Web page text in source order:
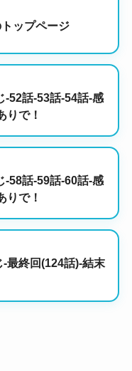
ップページ
-52話-53話-54話-感
りで！
-58話-59話-60話-感
りで！
最終回(124話)-結末